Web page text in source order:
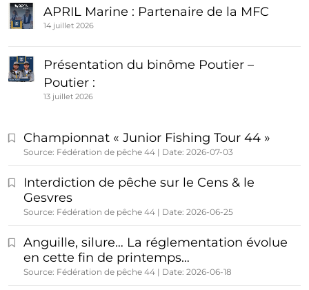
APRIL Marine : Partenaire de la MFC
14 juillet 2026
Présentation du binôme Poutier –
Poutier :
13 juillet 2026
Championnat « Junior Fishing Tour 44 »
Source: Fédération de pêche 44 Date: 2026-07-03
Interdiction de pêche sur le Cens & le
Gesvres
Source: Fédération de pêche 44 Date: 2026-06-25
Anguille, silure… La réglementation évolue
en cette fin de printemps…
Source: Fédération de pêche 44 Date: 2026-06-18